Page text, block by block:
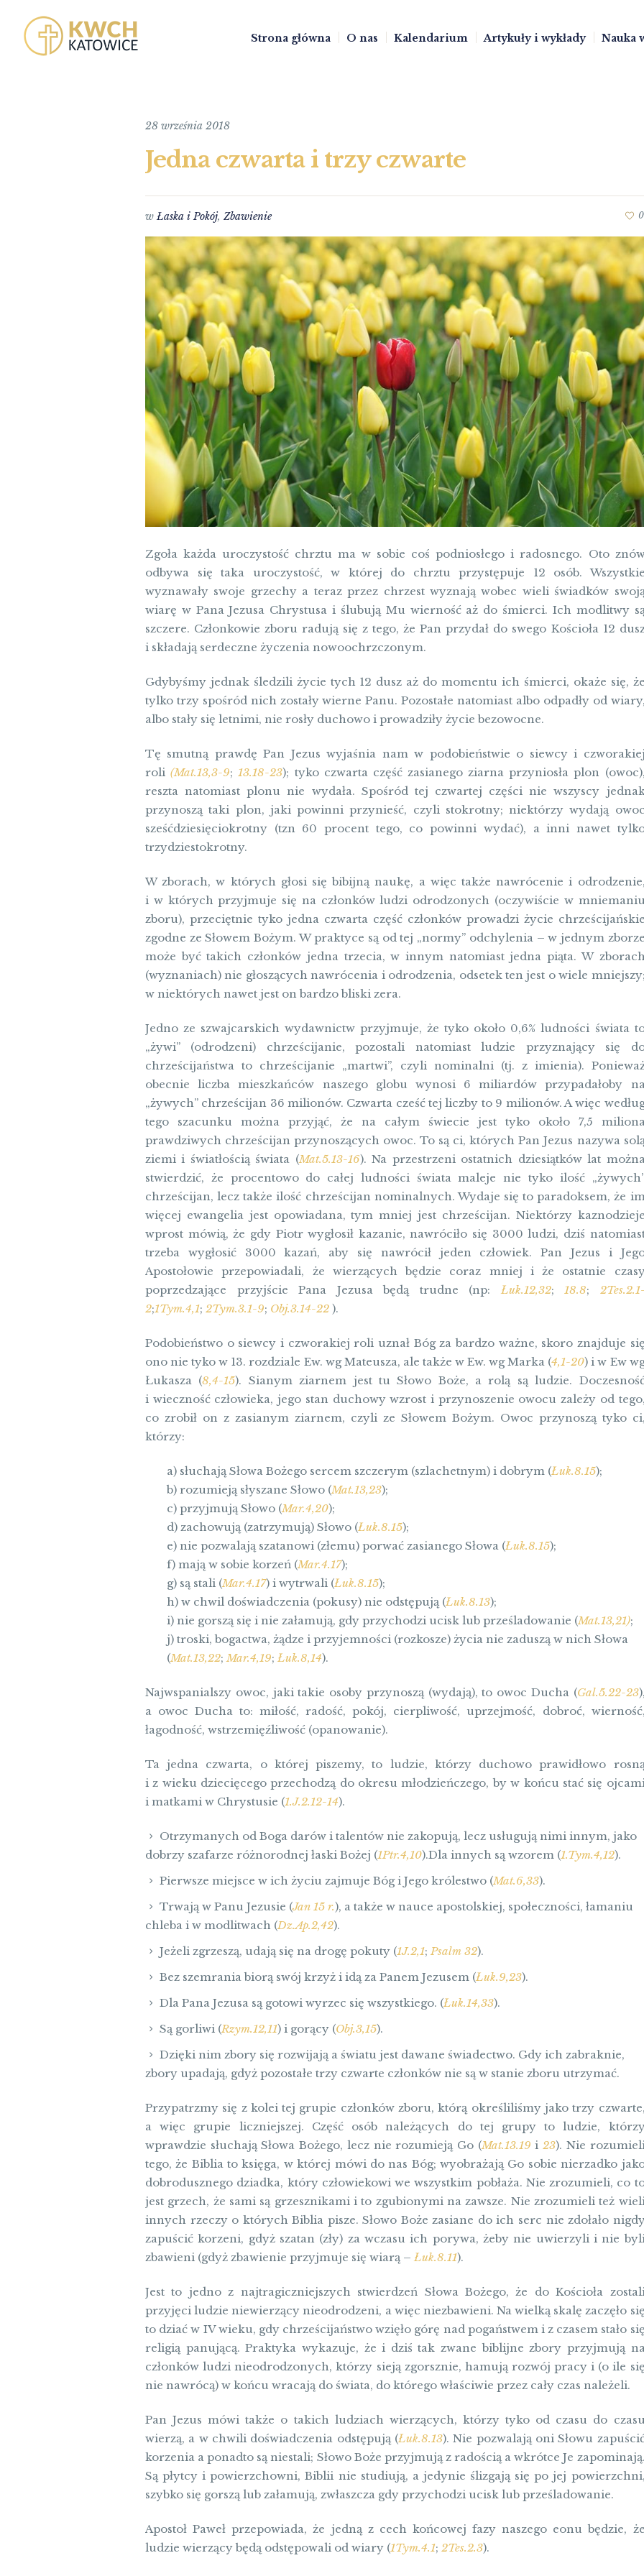
Strona główna O nas Kalendarium Artykuły i wykłady Nauka
28 września 2018
Jedna czwarta i trzy czwarte
wŁaska i Pokój, Zbawienie 0
Zgoła każda uroczystość chrztu ma w sobie coś podniosłego i radosnego. Oto
odbywa się taka uroczystość, w której do chrztu przystępuje 12 osób. Wszystkie
wyznawały swoje grzechy a teraz przez chrzest wyznają wobec wieli świadków
wiarę w Pana Jezusa Chrystusa i ślubują Mu wierność aż do śmierci. Ich modlitwy
szczere. Członkowie zboru radują się z tego, że Pan przydał do swego Kościoła 12
i składają serdeczne życzenia nowoochrzczonym.
Gdybyśmy jednak śledzili życie tych 12 dusz aż do momentu ich śmierci, okaże się, że
tylko trzy spośród nich zostały wierne Panu. Pozostałe natomiast albo odpadły od wiary,
albo stały się letnimi, nie rosły duchowo i prowadziły życie bezowocne.
Tę smutną prawdę Pan Jezus wyjaśnia nam w podobieństwie o siewcy i czworakiej
roli(Mat.13,3-9;13.18-23); tyko czwarta część zasianego ziarna przyniosła plon (owoc),
reszta natomiast plonu nie wydała. Spośród tej czwartej części nie wszyscy
przynoszą taki plon, jaki powinni przynieść, czyli stokrotny; niektórzy wydają owoc
sześćdziesięciokrotny (tzn 60 procent tego, co powinni wydać), a inni nawet
trzydziestokrotny.
W zborach, w których głosi się bibijną naukę, a więc także nawrócenie i odrodzenie,
i w których przyjmuje się na członków ludzi odrodzonych (oczywiście w mniemaniu
zboru), przeciętnie tyko jedna czwarta część członków prowadzi życie chrześcijańskie
zgodne ze Słowem Bożym. W praktyce są od tej „normy” odchylenia – w jednym zborze
może być takich członków jedna trzecia, w innym natomiast jedna piąta. W
(wyznaniach) nie głoszących nawrócenia i odrodzenia, odsetek ten jest o wiele mniejszy;
w niektórych nawet jest on bardzo bliski zera.
Jedno ze szwajcarskich wydawnictw przyjmuje, że tyko około 0,6% ludności świata
„żywi” (odrodzeni) chrześcijanie, pozostali natomiast ludzie przyznający się
chrześcijaństwa to chrześcijanie „martwi”, czyli nominalni (tj. z imienia).
obecnie liczba mieszkańców naszego globu wynosi 6 miliardów przypadałoby
„żywych” chrześcijan 36 milionów. Czwarta cześć tej liczby to 9 milionów. A więc
tego szacunku można przyjąć, że na całym świecie jest tyko około 7,5
prawdziwych chrześcijan przynoszących owoc. To są ci, których Pan Jezus nazywa
ziemi i światłością świata (Mat.5.13-16). Na przestrzeni ostatnich dziesiątków lat
stwierdzić, że procentowo do całej ludności świata maleje nie tyko ilość
chrześcijan, lecz także ilość chrześcijan nominalnych. Wydaje się to paradoksem, że
więcej ewangelia jest opowiadana, tym mniej jest chrześcijan. Niektórzy kaznodzieje
wprost mówią, że gdy Piotr wygłosił kazanie, nawróciło się 3000 ludzi, dziś
trzeba wygłosić 3000 kazań, aby się nawrócił jeden człowiek. Pan Jezus i
Apostołowie przepowiadali, że wierzących będzie coraz mniej i że ostatnie
poprzedzające przyjście Pana Jezusa będą trudne (np:Łuk.12,32;18.8; 2Tes.2.1-
2;1Tym.4,1; 2Tym.3.1-9; Obj.3.14-22 ).
Podobieństwo o siewcy i czworakiej roli uznał Bóg za bardzo ważne, skoro znajduje się
ono nie tyko w 13. rozdziale Ew. wg Mateusza, ale także w Ew. wg Marka (4,1-20) i w Ew
Łukasza (8,4-15). Sianym ziarnem jest tu Słowo Boże, a rolą są ludzie.
i wieczność człowieka, jego stan duchowy wzrost i przynoszenie owocu zależy od tego,
co zrobił on z zasianym ziarnem, czyli ze Słowem Bożym. Owoc przynoszą tyko ci,
którzy:
a) słuchają Słowa Bożego sercem szczerym (szlachetnym) i dobrym (Łuk.8.15);
b) rozumieją słyszane Słowo (Mat.13,23);
c) przyjmują Słowo (Mar.4,20);
d) zachowują (zatrzymują) Słowo (Łuk.8.15);
e) nie pozwalają szatanowi (złemu) porwać zasianego Słowa (Łuk.8.15);
f) mają w sobie korzeń (Mar.4.17);
g) są stali (Mar.4.17) i wytrwali (Łuk.8.15);
h) w chwil doświadczenia (pokusy) nie odstępują (Łuk.8.13);
i) nie gorszą się i nie załamują, gdy przychodzi ucisk lub prześladowanie (Mat.13,21);
j) troski, bogactwa, żądze i przyjemności (rozkosze) życia nie zaduszą w nich Słowa
(Mat.13,22;Mar.4,19;Łuk.8,14).
Najwspanialszy owoc, jaki takie osoby przynoszą (wydają), to owoc Ducha (Gal.5.22-23),
a owoc Ducha to: miłość, radość, pokój, cierpliwość, uprzejmość, dobroć, wierność,
łagodność, wstrzemięźliwość (opanowanie).
Ta jedna czwarta, o której piszemy, to ludzie, którzy duchowo prawidłowo
i z wieku dziecięcego przechodzą do okresu młodzieńczego, by w końcu stać się
i matkami w Chrystusie (1.J.2.12-14).
Otrzymanych od Boga darów i talentów nie zakopują, lecz usługują nimi innym, jako
dobrzy szafarze różnorodnej łaski Bożej (1Ptr.4,10).Dla innych są wzorem (1.Tym.4,12).
Pierwsze miejsce w ich życiu zajmuje Bóg i Jego królestwo (Mat.6,33).
Trwają w Panu Jezusie (Jan 15 r.), a także w nauce apostolskiej, społeczności, łamaniu
chleba i w modlitwach (Dz.Ap.2,42).
Jeżeli zgrzeszą, udają się na drogę pokuty (1J.2,1; Psalm 32).
Bez szemrania biorą swój krzyż i idą za Panem Jezusem (Łuk.9,23).
Dla Pana Jezusa są gotowi wyrzec się wszystkiego. (Łuk.14,33).
Są gorliwi (Rzym.12,11) i gorący (Obj.3,15).
Dzięki nim zbory się rozwijają a światu jest dawane świadectwo. Gdy ich zabraknie,
zbory upadają, gdyż pozostałe trzy czwarte członków nie są w stanie zboru utrzymać.
Przypatrzmy się z kolei tej grupie członków zboru, którą określiliśmy jako trzy czwarte,
a więc grupie liczniejszej. Część osób należących do tej grupy to ludzie,
wprawdzie słuchają Słowa Bożego, lecz nie rozumieją Go (Mat.13.19 i23). Nie
tego, że Biblia to księga, w której mówi do nas Bóg; wyobrażają Go sobie nierzadko
dobrodusznego dziadka, który człowiekowi we wszystkim pobłaża. Nie zrozumieli, co
jest grzech, że sami są grzesznikami i to zgubionymi na zawsze. Nie zrozumieli też
innych rzeczy o których Biblia pisze. Słowo Boże zasiane do ich serc nie zdołało
zapuścić korzeni, gdyż szatan (zły) za wczasu ich porywa, żeby nie uwierzyli i nie
zbawieni (gdyż zbawienie przyjmuje się wiarą –Łuk.8.11).
Jest to jedno z najtragiczniejszych stwierdzeń Słowa Bożego, że do Kościoła
przyjęci ludzie niewierzący nieodrodzeni, a więc niezbawieni. Na wielką skalę zaczęło się
to dziać w IV wieku, gdy chrześcijaństwo wzięło górę nad pogaństwem i z czasem stało się
religią panującą. Praktyka wykazuje, że i dziś tak zwane biblijne zbory przyjmują
członków ludzi nieodrodzonych, którzy sieją zgorsznie, hamują rozwój pracy i (o ile się
nie nawrócą) w końcu wracają do świata, do którego właściwie przez cały czas należeli.
Pan Jezus mówi także o takich ludziach wierzących, którzy tyko od czasu do czasu
wierzą, a w chwili doświadczenia odstępują (Łuk.8.13). Nie pozwalają oni Słowu
korzenia a ponadto są niestali; Słowo Boże przyjmują z radością a wkrótce Je zapominają.
Są płytcy i powierzchowni, Biblii nie studiują, a jedynie ślizgają się po jej powierzchni,
szybko się gorszą lub załamują, zwłaszcza gdy przychodzi ucisk lub prześladowanie.
Apostoł Paweł przepowiada, że jedną z cech końcowej fazy naszego eonu będzie, że
ludzie wierzący będą odstępowali od wiary (1Tym.4.1; 2Tes.2.3).